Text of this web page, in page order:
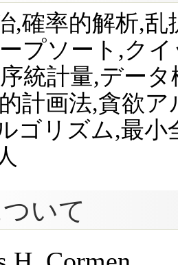
,確率的解析,
プソート,ク
統計量,デー
計画法,貪欲
ゴリズム,最小
いて